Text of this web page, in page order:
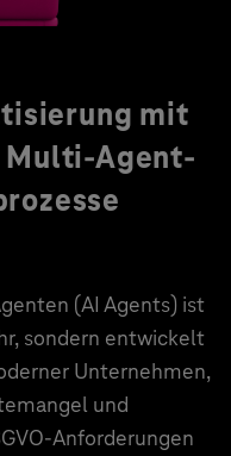
mit
Multi-Agent-
(AI Agents) ist
sondern entwickelt
Unternehmen,
und
Anforderungen